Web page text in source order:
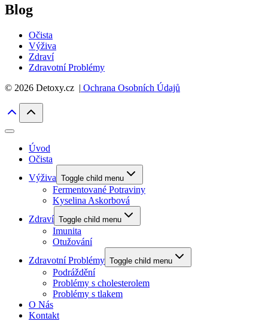
Blog
Očista
Výživa
Zdraví
Zdravotní Problémy
© 2026 Detoxy.cz | Ochrana Osobních Údajů
Úvod
Očista
Výživa Toggle child menu
Fermentované Potraviny
Kyselina Askorbová
Zdraví Toggle child menu
Imunita
Otužování
Zdravotní Problémy Toggle child menu
Podráždění
Problémy s cholesterolem
Problémy s tlakem
O Nás
Kontakt